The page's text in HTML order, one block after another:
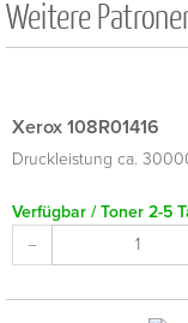
Weitere
Xerox 108R01416
Druckleistung ca.
Verfügbar / Toner 2-5